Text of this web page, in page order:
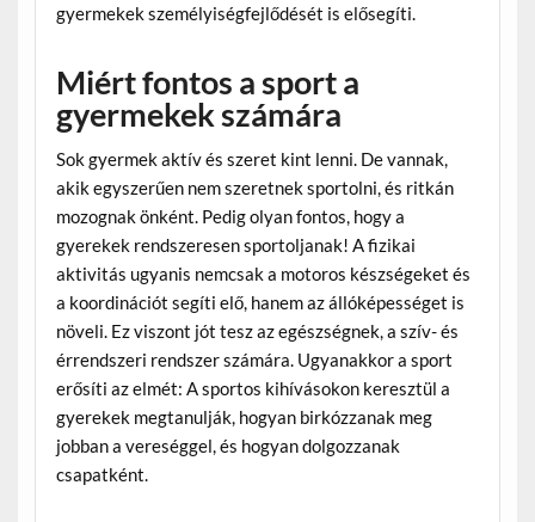
gyermekek személyiségfejlődését is elősegíti.
Miért fontos a sport a
gyermekek számára
Sok gyermek aktív és szeret kint lenni. De vannak,
akik egyszerűen nem szeretnek sportolni, és ritkán
mozognak önként. Pedig olyan fontos, hogy a
gyerekek rendszeresen sportoljanak! A fizikai
aktivitás ugyanis nemcsak a motoros készségeket és
a koordinációt segíti elő, hanem az állóképességet is
növeli. Ez viszont jót tesz az egészségnek, a szív- és
érrendszeri rendszer számára. Ugyanakkor a sport
erősíti az elmét: A sportos kihívásokon keresztül a
gyerekek megtanulják, hogyan birkózzanak meg
jobban a vereséggel, és hogyan dolgozzanak
csapatként.